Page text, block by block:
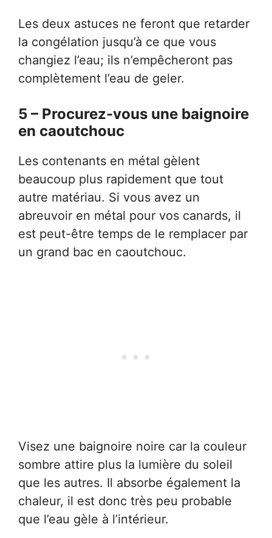
Les deux astuces ne feront que retarder
la congélation jusqu’à ce que vous
changiez l’eau; ils n’empêcheront pas
complètement l’eau de geler.
5 – Procurez-vous une baignoire
en caoutchouc
Les contenants en métal gèlent
beaucoup plus rapidement que tout
autre matériau. Si vous avez un
abreuvoir en métal pour vos canards, il
est peut-être temps de le remplacer par
un grand bac en caoutchouc.
Visez une baignoire noire car la couleur
sombre attire plus la lumière du soleil
que les autres. Il absorbe également la
chaleur, il est donc très peu probable
que l’eau gèle à l’intérieur.